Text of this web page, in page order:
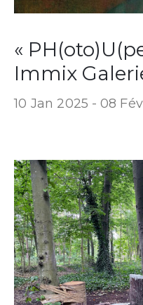
«
Immix
10 Jan 2025 - 08